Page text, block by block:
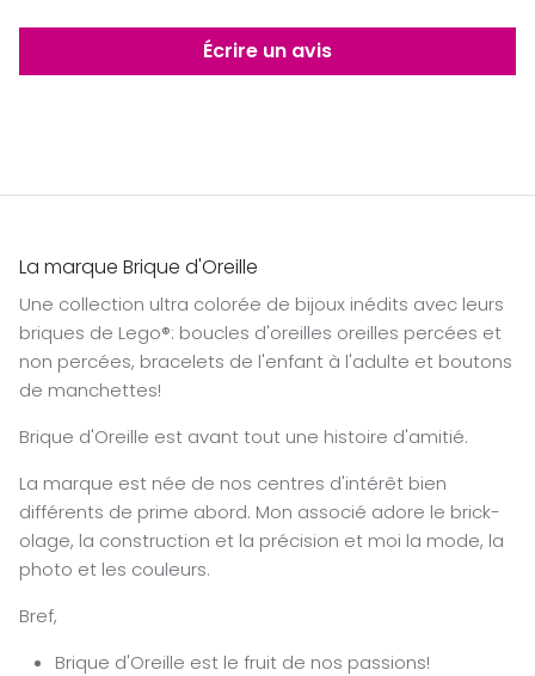
Écrire un avis
La marque Brique d'Oreille
Une collection ultra colorée de bijoux inédits avec leurs
briques de Lego®: boucles d'oreilles oreilles percées et
non percées, bracelets de l'enfant à l'adulte et boutons
de manchettes!
Brique d'Oreille est avant tout une histoire d'amitié.
La marque est née de nos centres d'intérêt bien
différents de prime abord. Mon associé adore le brick-
olage, la construction et la précision et moi la mode, la
photo et les couleurs.
Bref,
Brique d'Oreille est le fruit de nos passions!